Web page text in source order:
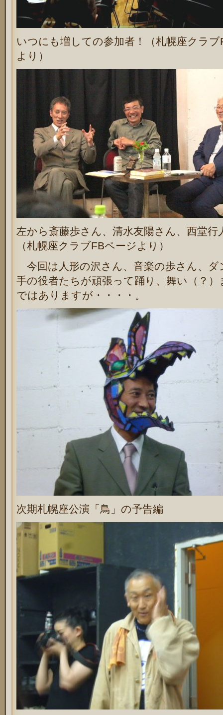
いつにも増しての参加者！（札幌座クラ
より）
左から斎藤歩さん、清水友陽さん、西堂行
（札幌座クラブFBページより）
今回は人形の沢さん、音楽の歩さん、ダ
手の役者たちが頑張って踊り、舞い（？
ではありますが・・・・。
次期札幌座公演「鳥」の予告編